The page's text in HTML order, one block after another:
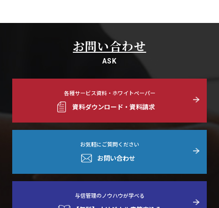
お問い合わせ
ASK
各種サービス資料・ホワイトペーパー
資料ダウンロード・資料請求
お気軽にご質問ください
お問い合わせ
与信管理のノウハウが学べる